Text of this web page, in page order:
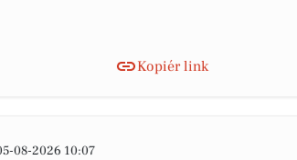
Kopiér link
08-2026 10:07